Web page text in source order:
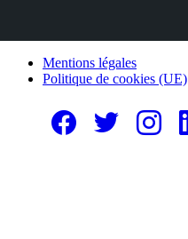
Mentions légales
Politique de cookies (UE)